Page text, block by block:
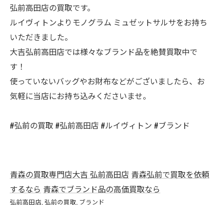
弘前高田店の買取です。
ルイヴィトンよりモノグラム ミュゼットサルサをお持ち
いただきました。
大吉弘前高田店では様々なブランド品を絶賛買取中で
す！
使っていないバッグやお財布などがございましたら、お
気軽に当店にお持ち込みくださいませ。
#弘前の買取 #弘前高田店 #ルイヴィトン #ブランド
青森の買取専門店大吉 弘前高田店 青森弘前で買取を依頼
するなら 青森でブランド品の高価買取なら
弘前高田店 弘前の買取 ブランド